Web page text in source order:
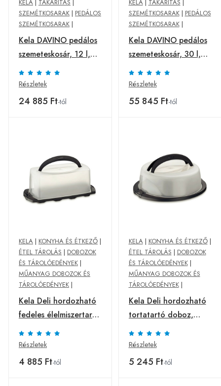
KELA TAKARÍTÁS
SZEMÉTKOSARAK | PEDÁLOS
SZEMÉTKOSARAK |
Kela DAVINO pedálos
szemeteskosár, 12 l,
szürke
Részletek
24 885 Ft-tól
KELA| TAKARÍTÁS
SZEMÉTKOSARAK| PEDÁLOS
SZEMÉTKOSARAK|
Kela DAVINO pedálos
szemeteskosár, 30 l,
szürke
Részletek
55 845 Ft-tól
KELA | KONYHA ÉS ÉTKEZŐ |
ÉTEL TÁROLÁS | DOBOZOK
ÉS TÁROLÓEDÉNYEK |
MŰANYAG DOBOZOK ÉS
TÁROLÓEDÉNYEK |
Kela Deli hordozható
fedeles élelmiszertartó
doboz
Részletek
4 885 Ft-tól
KELA| KONYHA ÉS ÉTKEZŐ|
ÉTEL TÁROLÁS | DOBOZOK
ÉS TÁROLÓEDÉNYEK|
MŰANYAG DOBOZOK ÉS
TÁROLÓEDÉNYEK|
Kela Deli hordozható
tortatartó doboz,
fekete
Részletek
5 245 Ft-tól